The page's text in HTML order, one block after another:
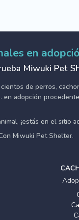
en
Miwuki Pet
de perros,
en adopción
¡estás en el sitio
Miwuki Pet Shelter.